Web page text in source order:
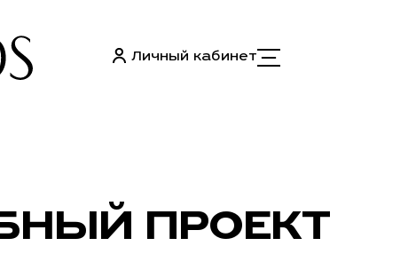
Личный кабинет
ПРОЕКТ